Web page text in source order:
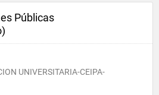
Públicas
UNIVERSITARIA-CEIPA-